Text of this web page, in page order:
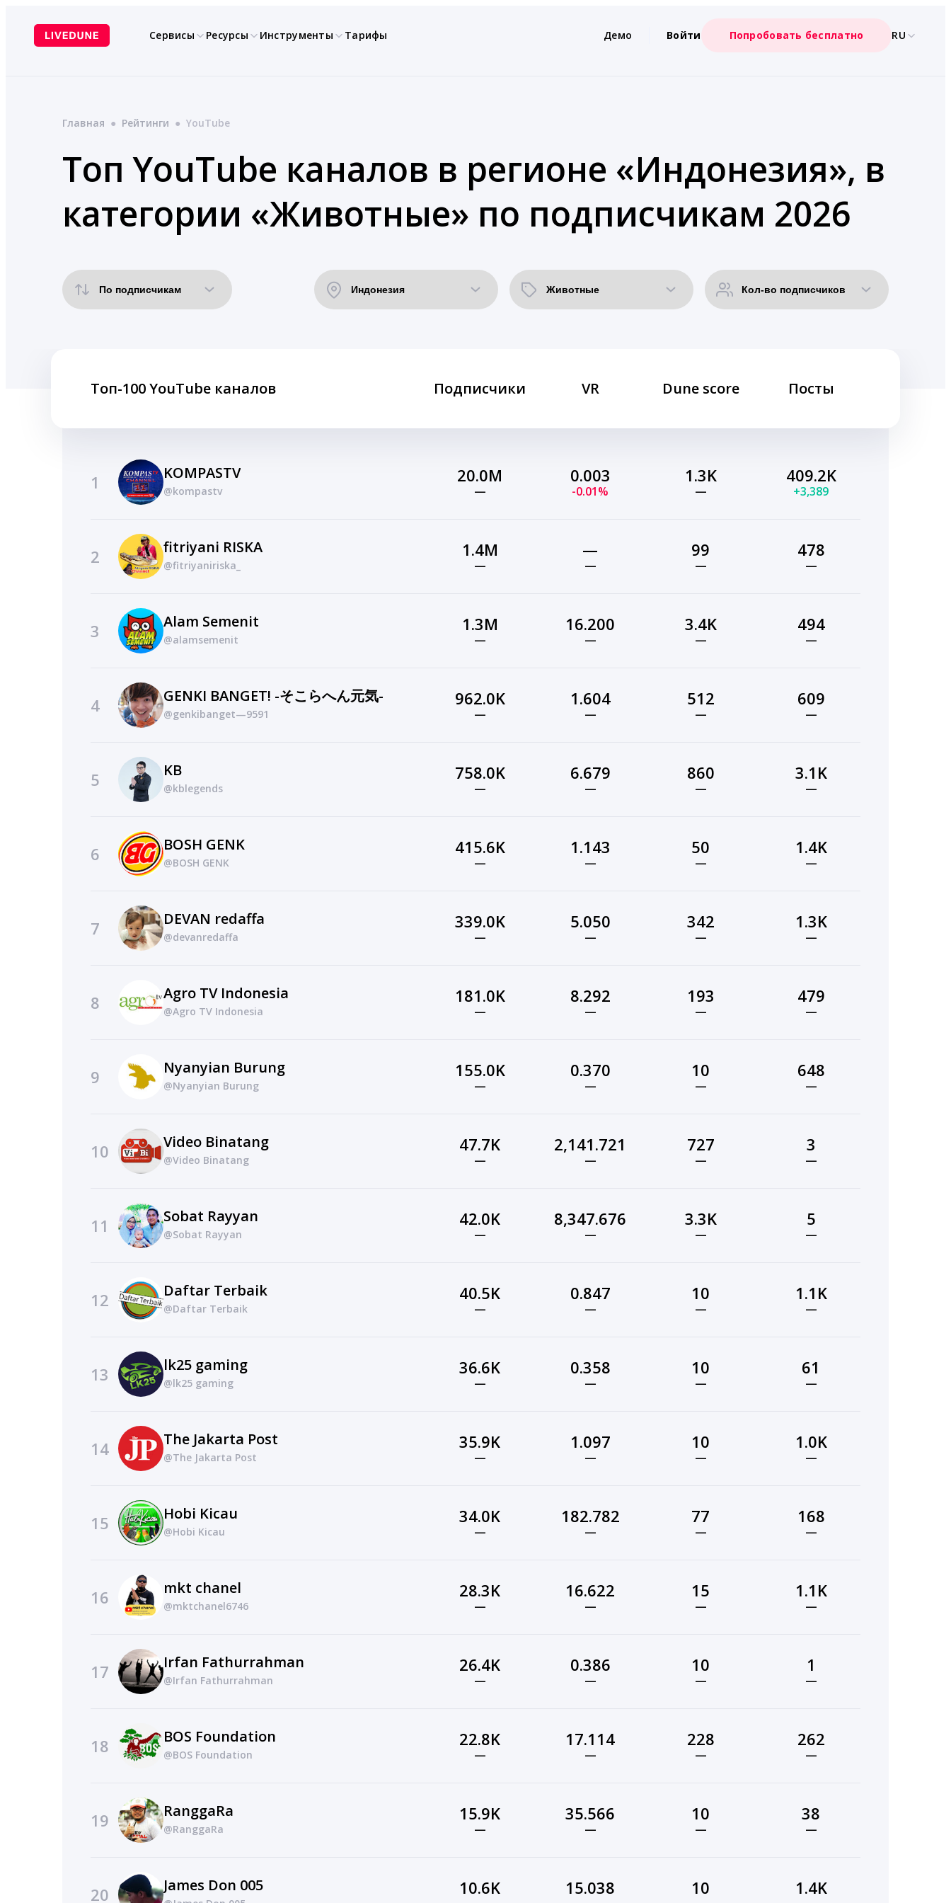
содержимому
Сервисы Ресурсы Инструменты Тарифы Демо Войти Попробовать бесплатно RU
Главная ● Рейтинги ● YouTube
Топ YouTube каналов в регионе «Индонезия», в
категории «Животные» по подписчикам 2026
Топ-100 YouTube каналов Подписчики VR Dune score Посты
1 KOMPASTV
@kompastv
20.0M
—
0.003
-0.01%
1.3K
—
409.2K
+3,389
2 fitriyani RISKA
@fitriyaniriska_
1.4M
—
—
—
99
—
478
—
3 Alam Semenit
@alamsemenit
1.3M
—
16.200
—
3.4K
—
494
—
4 GENKI BANGET! -そこらへん元気-
@genkibanget—9591
962.0K
—
1.604
—
512
—
609
—
5 KB
@kblegends
758.0K
—
6.679
—
860
—
3.1K
—
6 BOSH GENK
@BOSH GENK
415.6K
—
1.143
—
50
—
1.4K
—
7 DEVAN redaffa
@devanredaffa
339.0K
—
5.050
—
342
—
1.3K
—
8 Agro TV Indonesia
@Agro TV Indonesia
181.0K
—
8.292
—
193
—
479
—
9 Nyanyian Burung
@Nyanyian Burung
155.0K
—
0.370
—
10
—
648
—
10 Video Binatang
@Video Binatang
47.7K
—
2,141.721
—
727
—
3
—
11 Sobat Rayyan
@Sobat Rayyan
42.0K
—
8,347.676
—
3.3K
—
5
—
12 Daftar Terbaik
@Daftar Terbaik
40.5K
—
0.847
—
10
—
1.1K
—
13 lk25 gaming
@lk25 gaming
36.6K
—
0.358
—
10
—
61
—
14 The Jakarta Post
@The Jakarta Post
35.9K
—
1.097
—
10
—
1.0K
—
15 Hobi Kicau
@Hobi Kicau
34.0K
—
182.782
—
77
—
168
—
16 mkt chanel
@mktchanel6746
28.3K
—
16.622
—
15
—
1.1K
—
17 Irfan Fathurrahman
@Irfan Fathurrahman
26.4K
—
0.386
—
10
—
1
—
18 BOS Foundation
@BOS Foundation
22.8K
—
17.114
—
228
—
262
—
19 RanggaRa
@RanggaRa
15.9K
—
35.566
—
10
—
38
—
20 James Don 005 10.6K 15.038 10 1.4K